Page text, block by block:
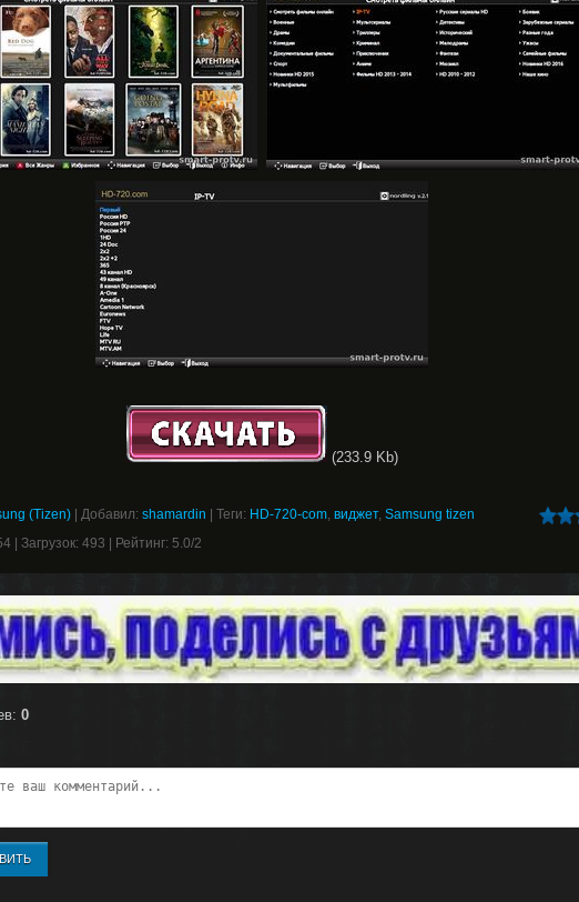
(233.9 Kb)
(Tizen) Добавил: shamardin Теги: HD-720-com, виджет, Samsung tizen
Загрузок: 493 Рейтинг: 5.0/2
: 0